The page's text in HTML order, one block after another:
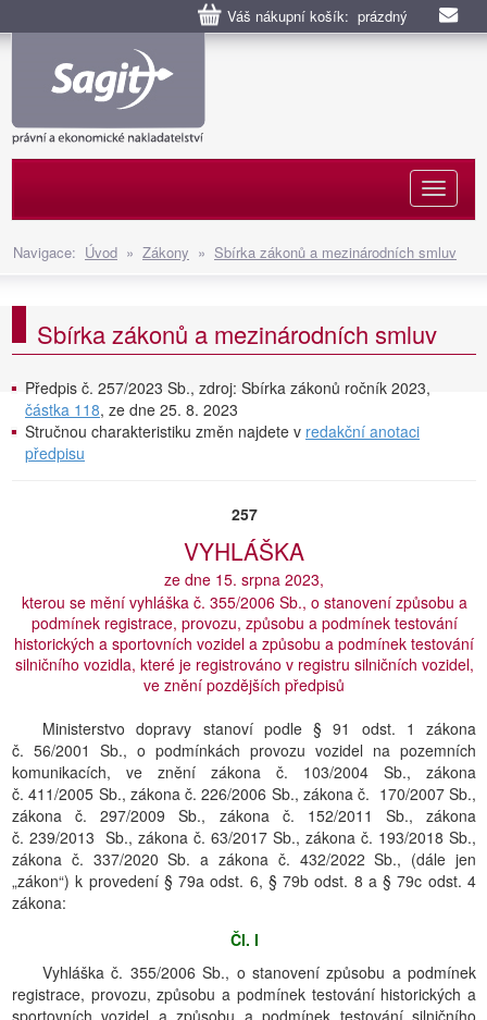
Váš nákupní košík: prázdný
Navigace: Úvod » Zákony » Sbírka zákonů a mezinárodních smluv
Sbírka zákonů a mezinárodních smluv
Předpis č. 257/2023 Sb., zdroj: Sbírka zákonů ročník 2023,
částka 118, ze dne 25. 8. 2023
Stručnou charakteristiku změn najdete v redakční anotaci
předpisu
257
VYHLÁŠKA
ze dne 15. srpna 2023,
kterou se mění vyhláška č. 355/2006 Sb., o stanovení způsobu a
podmínek registrace, provozu, způsobu a podmínek testování
historických a sportovních vozidel a způsobu a podmínek testování
silničního vozidla, které je registrováno v registru silničních vozidel,
ve znění pozdějších předpisů
Ministerstvo dopravy stanoví podle § 91 odst. 1 zákona
č. 56/2001 Sb., o podmínkách provozu vozidel na pozemních
komunikacích, ve znění zákona č. 103/2004 Sb., zákona
č. 411/2005 Sb., zákona č. 226/2006 Sb., zákona č. 170/2007 Sb.,
zákona č. 297/2009 Sb., zákona č. 152/2011 Sb., zákona
č. 239/2013 Sb., zákona č. 63/2017 Sb., zákona č. 193/2018 Sb.,
zákona č. 337/2020 Sb. a zákona č. 432/2022 Sb., (dále jen
„zákon“) k provedení § 79a odst. 6, § 79b odst. 8 a § 79c odst. 4
zákona:
Čl. I
Vyhláška č. 355/2006 Sb., o stanovení způsobu a podmínek
registrace, provozu, způsobu a podmínek testování historických a
sportovních vozidel a způsobu a podmínek testování silničního